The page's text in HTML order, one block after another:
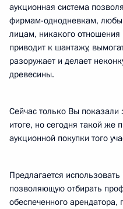
аукционная система
фирмам-однодневкам,
лицам, никакого
приводит к шантажу,
разоружает и делает
древесины.
Сейчас только Вы
итоге, но сегодня такой же
аукционной покупки того
Предлагается использовать
позволяющую отбирать
обеспеченного